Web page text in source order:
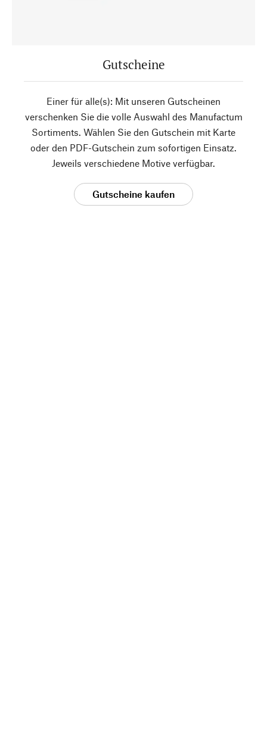
Gutscheine
Einer für alle(s): Mit unseren Gutscheinen
verschenken Sie die volle Auswahl des Manufactum
Sortiments. Wählen Sie den Gutschein mit Karte
oder den PDF-Gutschein zum sofortigen Einsatz.
Jeweils verschiedene Motive verfügbar.
Gutscheine kaufen